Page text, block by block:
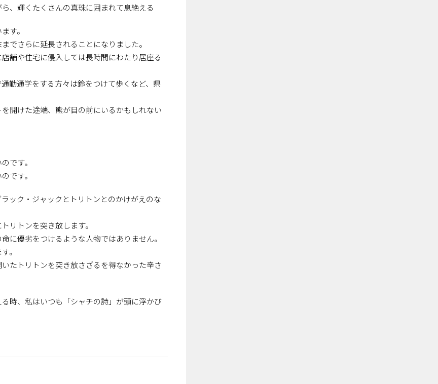
輝くたくさんの真珠に囲まれて息絶える――
す。
でさらに延長されることになりました。
舗や住宅に侵入しては長時間にわたり居座る
勤通学をする方々は鈴をつけて歩くなど、県
開けた途端、熊が目の前にいるかもしれない
です。
です。
ック・ジャックとトリトンとのかけがえのな
リトンを突き放します。
に優劣をつけるような人物ではありません。
。
たトリトンを突き放さざるを得なかった辛さ
時、私はいつも「シャチの詩」が頭に浮かび